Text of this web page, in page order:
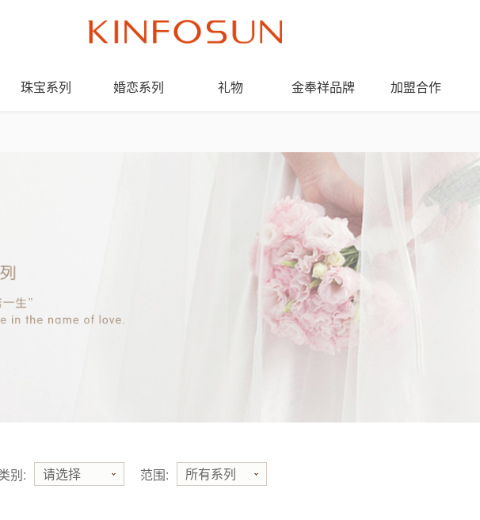
珠宝系列 婚恋系列 礼物 金奉祥品牌 加盟合作
别: 请选择 范围: 所有系列